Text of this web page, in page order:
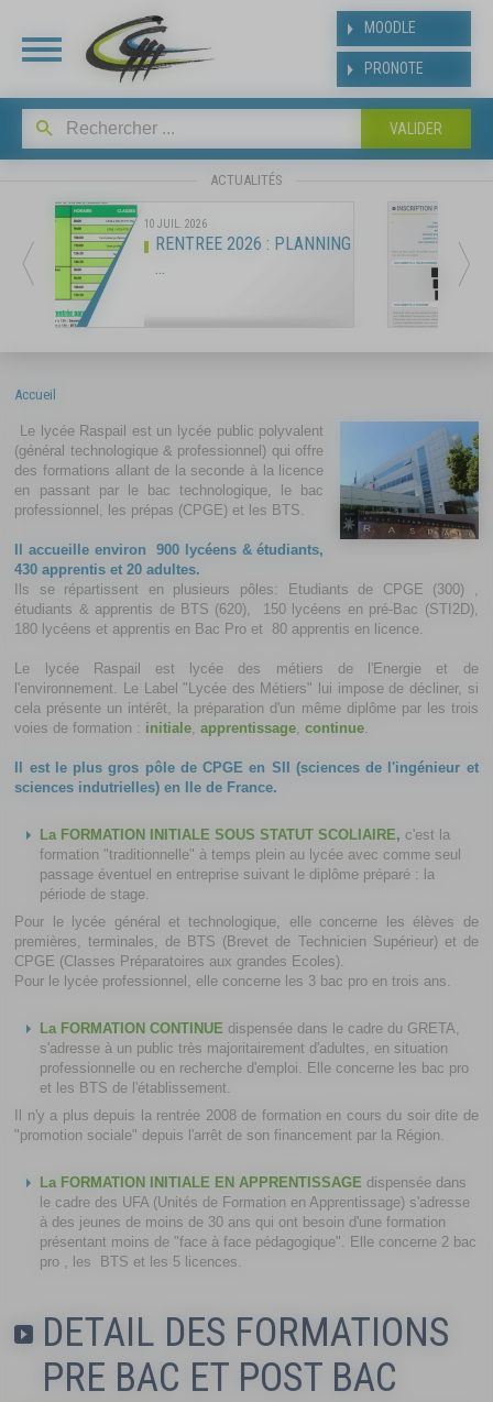
MOODLE
PRONOTE
ACTUALITÉS
10 JUIL. 2026
RENTREE 2026 : PLANNING
...
Accueil
Le lycée Raspail est un lycée public polyvalent
(général technologique & professionnel) qui offre
des formations allant de la seconde à la licence
en passant par le bac technologique, le bac
professionnel, les prépas (CPGE) et les BTS.
Il accueille environ 900 lycéens & étudiants,
430 apprentis et 20 adultes.
Ils se répartissent en plusieurs pôles: Etudiants de CPGE (300) ,
étudiants & apprentis de BTS (620), 150 lycéens en pré-Bac (STI2D),
180 lycéens et apprentis en Bac Pro et 80 apprentis en licence.
Le lycée Raspail est lycée des métiers de l'Energie et de
l'environnement. Le Label "Lycée des Métiers" lui impose de décliner, si
cela présente un intérêt, la préparation d'un même diplôme par les trois
voies de formation : initiale,apprentissage,continue.
Il est le plus gros pôle de CPGE en SII (sciences de l'ingénieur et
sciences indutrielles) en Ile de France.
La FORMATION INITIALE SOUS STATUT SCOLIAIRE, c'est la
formation "traditionnelle" à temps plein au lycée avec comme seul
passage éventuel en entreprise suivant le diplôme préparé : la
période de stage.
Pour le lycée général et technologique, elle concerne les élèves de
premières, terminales, de BTS (Brevet de Technicien Supérieur) et de
CPGE (Classes Préparatoires aux grandes Ecoles).
Pour le lycée professionnel, elle concerne les 3 bac pro en trois ans.
La FORMATION CONTINUE dispensée dans le cadre du GRETA,
s'adresse à un public très majoritairement d'adultes, en situation
professionnelle ou en recherche d'emploi. Elle concerne les bac pro
et les BTS de l'établissement.
Il n'y a plus depuis la rentrée 2008 de formation en cours du soir dite de
"promotion sociale" depuis l'arrêt de son financement par la Région.
La FORMATION INITIALE EN APPRENTISSAGE dispensée dans
le cadre des UFA (Unités de Formation en Apprentissage) s'adresse
à des jeunes de moins de 30 ans qui ont besoin d'une formation
présentant moins de "face à face pédagogique". Elle concerne 2 bac
pro , les BTS et les 5 licences.
DETAIL DES FORMATIONS
PRE BAC ET POST BAC
BAC
Suite aux résultats de
affecté(e) dans notre
y inscrire dès la
baccalauréat.
https://